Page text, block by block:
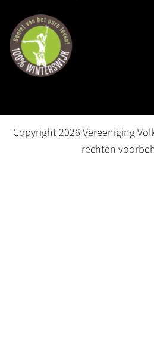
Copyright 2026 Vereeniging
rechten